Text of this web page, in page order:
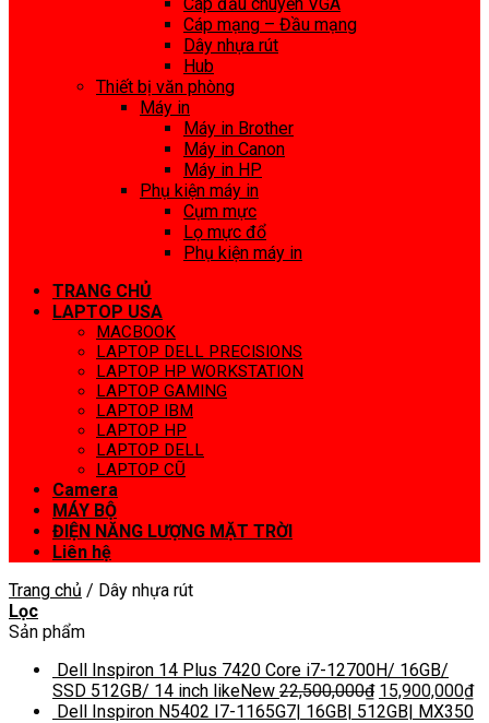
Cáp mạng – Đầu mạng
Dây nhựa rút
Hub
Thiết bị văn phòng
Máy in
Máy in Brother
Máy in Canon
Máy in HP
Phụ kiện máy in
Cụm mực
Lọ mực đổ
Phụ kiện máy in
TRANG CHỦ
LAPTOP USA
MACBOOK
LAPTOP DELL PRECISIONS
LAPTOP HP WORKSTATION
LAPTOP GAMING
LAPTOP IBM
LAPTOP HP
LAPTOP DELL
LAPTOP CŨ
Camera
MÁY BỘ
ĐIỆN NĂNG LƯỢNG MẶT TRỜI
Liên hệ
Trang chủ / Dây nhựa rút
Lọc
Sản phẩm
Dell Inspiron 14 Plus 7420 Core i7-12700H/ 16GB/
SSD 512GB/ 14 inch likeNew 22,500,000₫ 15,900,000₫
Dell Inspiron N5402 I7-1165G7| 16GB| 512GB| MX350